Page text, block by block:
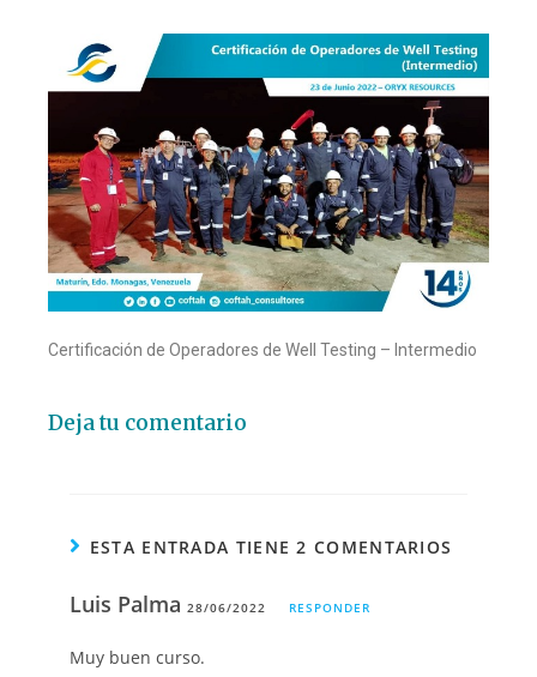
Certificación de Operadores de Well Testing – Intermedio
Deja tu comentario
ESTA ENTRADA TIENE 2 COMENTARIOS
Luis Palma28/06/2022 RESPONDER
Muy buen curso.